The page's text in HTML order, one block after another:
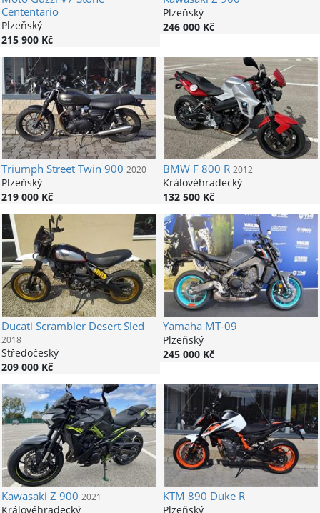
Cententario
Plzeňský
215 900 Kč
Plzeňský
246 000 Kč
Triumph Street Twin 900 2020
Plzeňský
219 000 Kč
BMWF 800 R 2012
Královéhradecký
132 500 Kč
Ducati Scrambler Desert Sled
2018
Středočeský
209 000 Kč
YamahaMT-09
Plzeňský
245 000 Kč
Kawasaki Z 900 2021
Královéhradecký
KTM 890 Duke R
Plzeňský